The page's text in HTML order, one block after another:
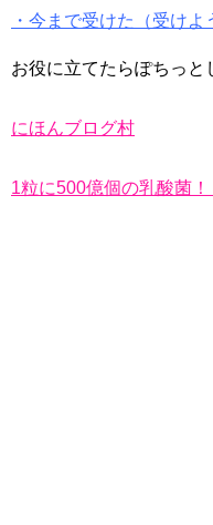
・今まで受けた（受け
お役に立てたらぽちっと
にほんブログ村
1粒に500億個の乳酸菌